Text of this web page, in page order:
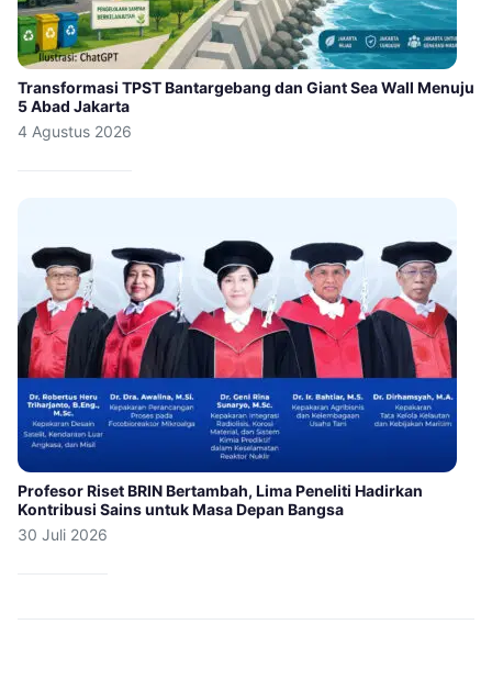
Transformasi TPST Bantargebang dan Giant Sea Wall Menuju
5 Abad Jakarta
4 Agustus 2026
Profesor Riset BRIN Bertambah, Lima Peneliti Hadirkan
Kontribusi Sains untuk Masa Depan Bangsa
30 Juli 2026